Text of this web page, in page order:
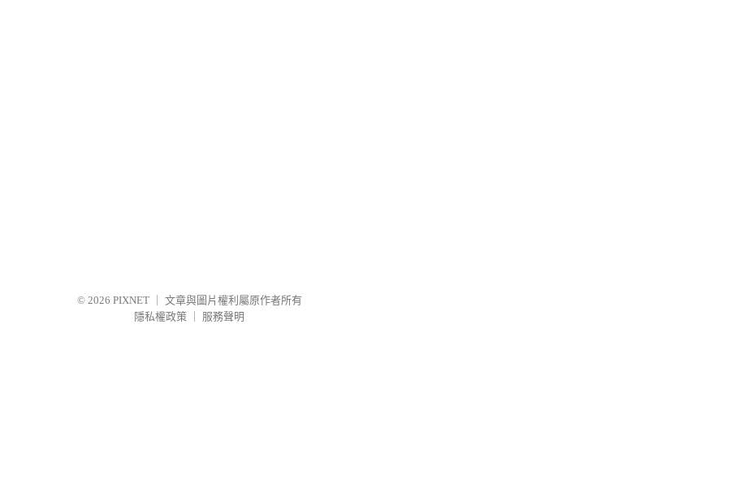
© 2026 PIXNET
文章與圖片權利屬原作者所有
隱私權政策
服務聲明